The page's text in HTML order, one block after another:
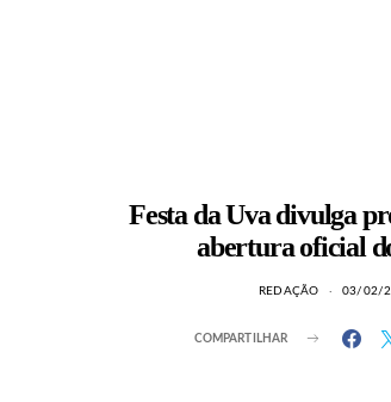
Festa da Uva divulga
abertura oficial
REDAÇÃO 03/02/
COMPARTILHAR